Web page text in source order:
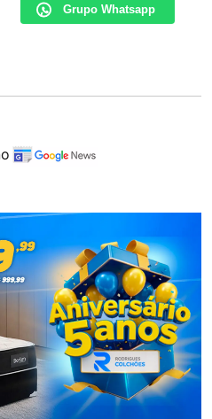
Grupo Whatsapp